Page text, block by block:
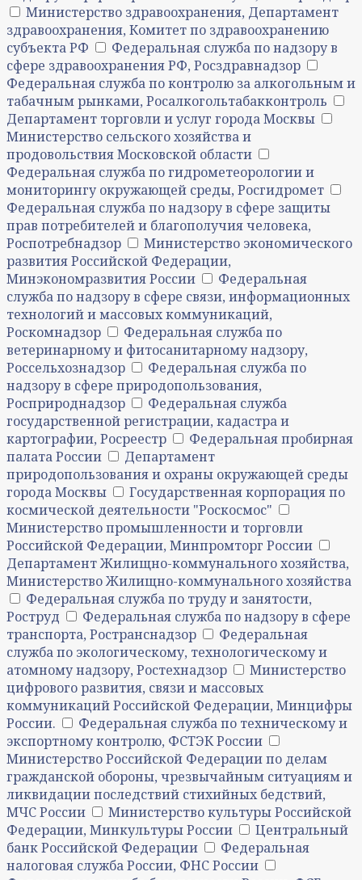
Министерство здравоохранения, Департамент
здравоохранения, Комитет по здравоохранению
субъекта РФ
Федеральная служба по надзору в
сфере здравоохранения РФ, Росздравнадзор
Федеральная служба по контролю за алкогольным и
табачным рынками, Росалкогольтабакконтроль
Департамент торговли и услуг города Москвы
Министерство сельского хозяйства и
продовольствия Московской области
Федеральная служба по гидрометеорологии и
мониторингу окружающей среды, Росгидромет
Федеральная служба по надзору в сфере защиты
прав потребителей и благополучия человека,
Роспотребнадзор
Министерство экономического
развития Российской Федерации,
Минэкономразвития России
Федеральная
служба по надзору в сфере связи, информационных
технологий и массовых коммуникаций,
Роскомнадзор
Федеральная служба по
ветеринарному и фитосанитарному надзору,
Россельхознадзор
Федеральная служба по
надзору в сфере природопользования,
Росприроднадзор
Федеральная служба
государственной регистрации, кадастра и
картографии, Росреестр
Федеральная пробирная
палата России
Департамент
природопользования и охраны окружающей среды
города Москвы
Государственная корпорация по
космической деятельности "Роскосмос"
Министерство промышленности и торговли
Российской Федерации, Минпромторг России
Департамент Жилищно-коммунального хозяйства,
Министерство Жилищно-коммунального хозяйства
Федеральная служба по труду и занятости,
Роструд
Федеральная служба по надзору в сфере
транспорта, Ространснадзор
Федеральная
служба по экологическому, технологическому и
атомному надзору, Ростехнадзор
Министерство
цифрового развития, связи и массовых
коммуникаций Российской Федерации, Минцифры
России.
Федеральная служба по техническому и
экспортному контролю, ФСТЭК России
Министерство Российской Федерации по делам
гражданской обороны, чрезвычайным ситуациям и
ликвидации последствий стихийных бедствий,
МЧС России
Министерство культуры Российской
Федерации, Минкультуры России
Центральный
банк Российской Федерации
Федеральная
налоговая служба России, ФНС России